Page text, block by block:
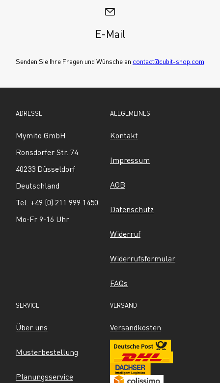
E-Mail
Senden Sie Ihre Fragen und Wünsche an contact@cubit-shop.com
ADRESSE
Mymito GmbH
Ronsdorfer Str. 74
40233 Düsseldorf
Deutschland
Tel. +49 (0) 211 999 1450
Mo-Fr 9-16 Uhr
ALLGEMEINES
Kontakt
Impressum
AGB
Datenschutz
Widerruf
Widerrufsformular
FAQs
SERVICE
Über uns
Musterbestellung
Planungsservice
VERSAND
Versandkosten